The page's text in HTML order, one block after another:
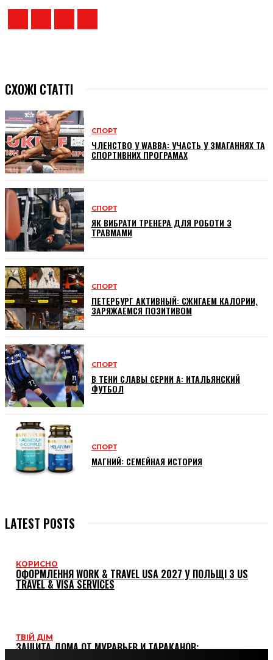
СХОЖІ СТАТТІ
СПОРТ
ЧЛЕНСТВО У WABBA: УЧАСТЬ У ЗМАГАННЯХ ТА
СПОРТИВНИХ ПРОГРАМАХ
СПОРТ
ЯК ВИБРАТИ ТРЕНЕРА ДЛЯ РОБОТИ З
ТРАВМАМИ
СПОРТ
ПЕТЕРБУРГ АКТИВНЫЙ: СЖИГАЕМ КАЛОРИИ,
ЗАРЯЖАЕМСЯ ПОЗИТИВОМ
СПОРТ
В ТЕНИ СЛАВЫ СЕРИИ А: ИТАЛЬЯНСКИЙ
ФУТБОЛ
СПОРТ
МАГНИЙ: СЕМЕЙНАЯ ИСТОРИЯ
LATEST POSTS
КОРИСНО
ОФОРМЛЕННЯ WORK & TRAVEL USA 2027 У ПОЛЬЩІ З US
TRAVEL & VISA SERVICES
ТВІЙ ДІМ
ЗАЩИТА ДОМА ОТ МУРАВЬЕВ И ТАРАКАНОВ: